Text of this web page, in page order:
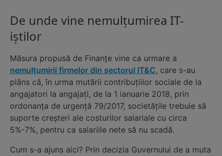
De unde vine nemulțumirea IT-
iștilor
Măsura propusă de Finanțe vine ca urmare a
nemulțumirii firmelor din sectorul IT&C, care s-au
plâns că, în urma mutării contribuțiilor sociale de la
angajatori la angajați, de la 1 ianuarie 2018, prin
ordonanța de urgență 79/2017, societățile trebuie să
suporte creșteri ale costurilor salariale cu circa
5%-7%, pentru ca salariile nete să nu scadă.
Cum s-a ajuns aici? Prin decizia Guvernului de a muta